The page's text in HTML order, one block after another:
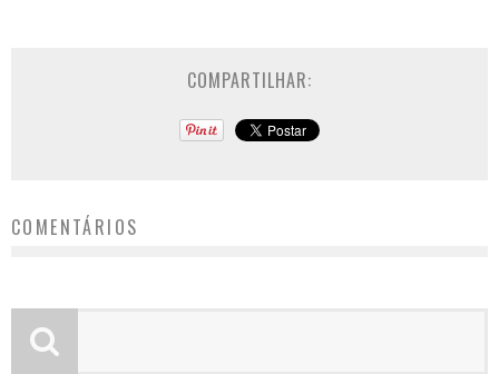
COMPARTILHAR:
COMENTÁRIOS